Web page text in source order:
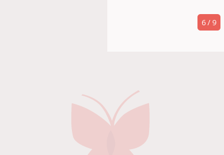
6 / 9